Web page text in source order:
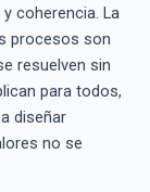
coherencia. La
procesos son
resuelven sin
para todos,
diseñar
no se